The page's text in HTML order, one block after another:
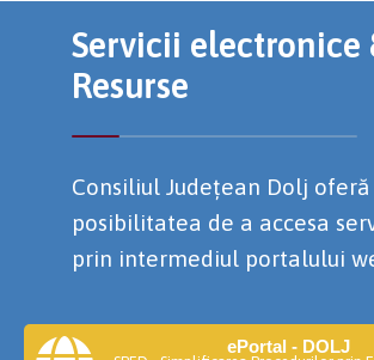
Servicii electronice
Resurse
Consiliul Județean Dolj
posibilitatea de a accesa
prin intermediul portalului
ePortal - DOLJ